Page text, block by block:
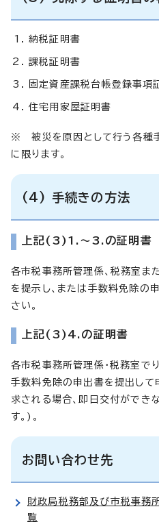
納税証明書
課税証明書
固定資産課税台帳登録事項
住宅用家屋証明書
※ 被災を原因として行う各種
に限ります。
(4) 手続きの方法
上記(3)1.～3.の証明書
各市税事務所管理係、税務室ま
を提示し、または手数料免除の
さい。
上記(3)4.の証明書
各市税事務所管理係・税務室で
手数料免除の申出書を提出し
求される場合、即日交付ができ
す。)。
お問い合わせ先
財政局税務部及び市税事務
覧